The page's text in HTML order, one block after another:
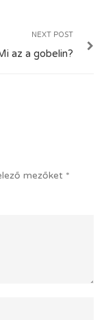
NEXT POST
az a gobelin?
mezőket *